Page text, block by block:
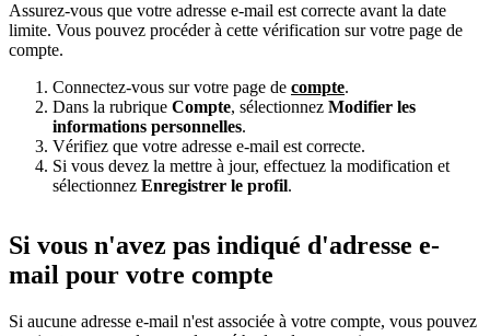
Assurez-vous que votre adresse e-mail est correcte avant la date
limite. Vous pouvez procéder à cette vérification sur votre page de
compte.
Connectez-vous sur votre page de compte.
Dans la rubrique Compte, sélectionnez Modifier les
informations personnelles.
Vérifiez que votre adresse e-mail est correcte.
Si vous devez la mettre à jour, effectuez la modification et
sélectionnez Enregistrer le profil.
Si vous n'avez pas indiqué d'adresse e-
mail pour votre compte
Si aucune adresse e-mail n'est associée à votre compte, vous pouvez